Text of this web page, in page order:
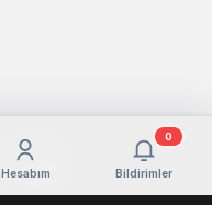
Hesabım Bildirimler
0